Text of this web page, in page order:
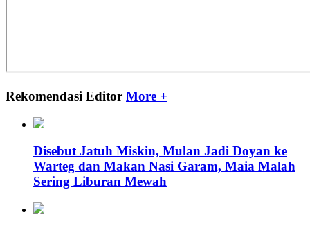
Rekomendasi Editor More +
Disebut Jatuh Miskin, Mulan Jadi Doyan ke
Warteg dan Makan Nasi Garam, Maia Malah
Sering Liburan Mewah